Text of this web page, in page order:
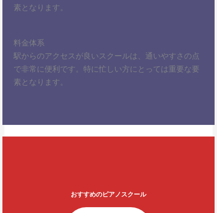
素となります。
料金体系
駅からのアクセスが良いスクールは、通いやすさの点
で非常に便利です。特に忙しい方にとっては重要な要
素となります。
おすすめのピアノスクール